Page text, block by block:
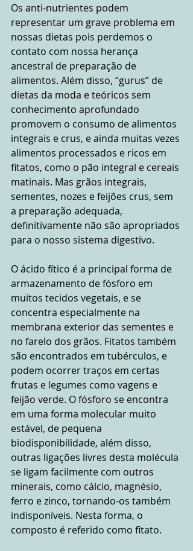
Os anti-nutrientes podem
representar um grave problema em
nossas dietas pois perdemos o
contato com nossa herança
ancestral de preparação de
alimentos. Além disso, “gurus” de
dietas da moda e teóricos sem
conhecimento aprofundado
promovem o consumo de alimentos
integrais e crus, e ainda muitas vezes
alimentos processados e ricos em
fitatos, como o pão integral e cereais
matinais. Mas grãos integrais,
sementes, nozes e feijões crus, sem
a preparação adequada,
definitivamente não são apropriados
para o nosso sistema digestivo.
O ácido fítico é a principal forma de
armazenamento de fósforo em
muitos tecidos vegetais, e se
concentra especialmente na
membrana exterior das sementes e
no farelo dos grãos. Fitatos também
são encontrados em tubérculos, e
podem ocorrer traços em certas
frutas e legumes como vagens e
feijão verde. O fósforo se encontra
em uma forma molecular muito
estável, de pequena
biodisponibilidade, além disso,
outras ligações livres desta molécula
se ligam facilmente com outros
minerais, como cálcio, magnésio,
ferro e zinco, tornando-os também
indisponíveis. Nesta forma, o
composto é referido como fitato.